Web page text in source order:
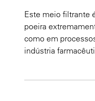
Este meio filtrante
poeira
como em
indústria